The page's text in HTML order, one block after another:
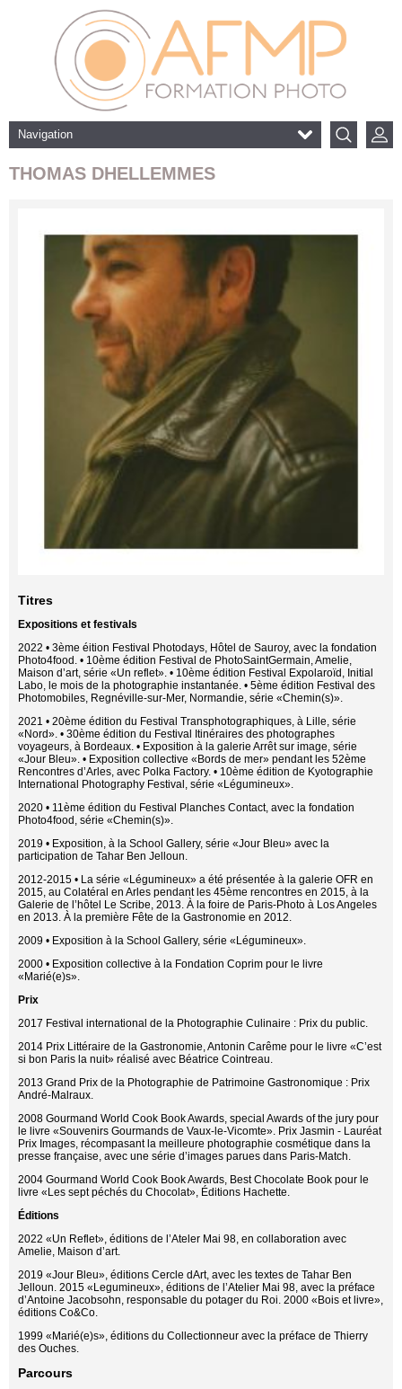
Navigation
THOMAS DHELLEMMES
Titres
Expositions et festivals
2022 • 3ème éition Festival Photodays, Hôtel de Sauroy, avec la fondation
Photo4food. • 10ème édition Festival de PhotoSaintGermain, Amelie,
Maison d’art, série «Un reflet». • 10ème édition Festival Expolaroïd, Initial
Labo, le mois de la photographie instantanée. • 5ème édition Festival des
Photomobiles, Regnéville-sur-Mer, Normandie, série «Chemin(s)».
2021 • 20ème édition du Festival Transphotographiques, à Lille, série
«Nord». • 30ème édition du Festival Itinéraires des photographes
voyageurs, à Bordeaux. • Exposition à la galerie Arrêt sur image, série
«Jour Bleu». • Exposition collective «Bords de mer» pendant les 52ème
Rencontres d’Arles, avec Polka Factory. • 10ème édition de Kyotographie
International Photography Festival, série «Légumineux».
2020 • 11ème édition du Festival Planches Contact, avec la fondation
Photo4food, série «Chemin(s)».
2019 • Exposition, à la School Gallery, série «Jour Bleu» avec la
participation de Tahar Ben Jelloun.
2012-2015 • La série «Légumineux» a été présentée à la galerie OFR en
2015, au Colatéral en Arles pendant les 45ème rencontres en 2015, à la
Galerie de l’hôtel Le Scribe, 2013. À la foire de Paris-Photo à Los Angeles
en 2013. À la première Fête de la Gastronomie en 2012.
2009 • Exposition à la School Gallery, série «Légumineux».
2000 • Exposition collective à la Fondation Coprim pour le livre
«Marié(e)s».
Prix
2017 Festival international de la Photographie Culinaire : Prix du public.
2014 Prix Littéraire de la Gastronomie, Antonin Carême pour le livre «C’est
si bon Paris la nuit» réalisé avec Béatrice Cointreau.
2013 Grand Prix de la Photographie de Patrimoine Gastronomique : Prix
André-Malraux.
2008 Gourmand World Cook Book Awards, special Awards of the jury pour
le livre «Souvenirs Gourmands de Vaux-le-Vicomte». Prix Jasmin - Lauréat
Prix Images, récompasant la meilleure photographie cosmétique dans la
presse française, avec une série d’images parues dans Paris-Match.
2004 Gourmand World Cook Book Awards, Best Chocolate Book pour le
livre «Les sept péchés du Chocolat», Éditions Hachette.
Éditions
2022 «Un Reflet», éditions de l’Ateler Mai 98, en collaboration avec
Amelie, Maison d’art.
2019 «Jour Bleu», éditions Cercle dArt, avec les textes de Tahar Ben
Jelloun. 2015 «Legumineux», éditions de l’Atelier Mai 98, avec la préface
d’Antoine Jacobsohn, responsable du potager du Roi. 2000 «Bois et livre»,
éditions Co&Co.
1999 «Marié(e)s», éditions du Collectionneur avec la préface de Thierry
des Ouches.
Parcours